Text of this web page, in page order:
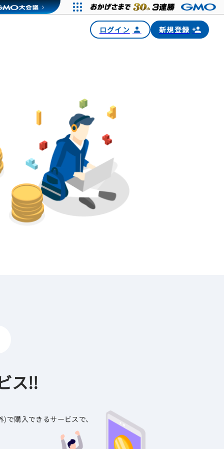
ログイン 新規登録
ス!!
購入できるサービスで、